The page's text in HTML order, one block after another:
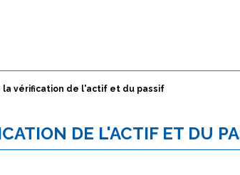
la vérification de l'actif et du passif
DE L'ACTIF ET DU